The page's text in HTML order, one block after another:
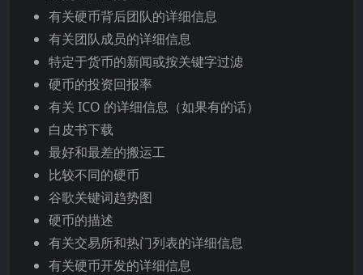
有关硬币背后团队的详细信息
有关团队成员的详细信息
特定于货币的新闻或按关键字过滤
硬币的投资回报率
有关 ICO 的详细信息（如果有的话）
白皮书下载
最好和最差的搬运工
比较不同的硬币
谷歌关键词趋势图
硬币的描述
有关交易所和热门列表的详细信息
有关硬币开发的详细信息